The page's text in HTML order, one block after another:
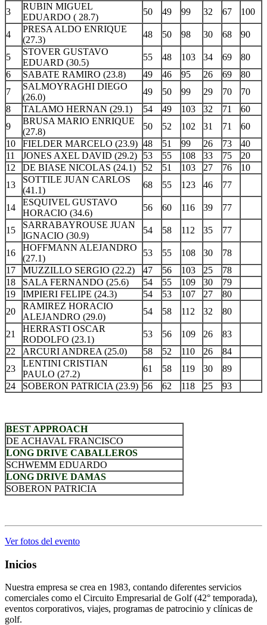
3
RUBIN MIGUEL
EDUARDO ( 28.7)
50 49 99 32 67 100
4
PRESA ALDO ENRIQUE
(27.3)
48 50 98 30 68 90
5
STOVER GUSTAVO
EDUARD (30.5)
55 48 103 34 69
80
6
SABATE RAMIRO (23.8) 49 46 95 26 69
80
7
SALMOYRAGHI DIEGO
(26.0)
49 50 99 29 70
70
8
TALAMO HERNAN (29.1) 54 49 103 32 71
60
9
BRUSA MARIO ENRIQUE
(27.8)
50 52 102 31 71
60
10
FIELDER MARCELO (23.9) 48 51 99 26 73
40
11
JONES AXEL DAVID (29.2) 53 55 108 33 75
20
12
DE BIASE NICOLAS (24.1) 52 51 103 27 76
10
13
SOTTILE JUAN CARLOS
(41.1)
68 55 123 46 77
14
ESQUIVEL GUSTAVO
HORACIO (34.6)
56 60 116 39 77
15
SARRABAYROUSE JUAN
IGNACIO (30.9)
54 58 112 35 77
16
HOFFMANN ALEJANDRO
(27.1)
53 55 108 30
78
17
MUZZILLO SERGIO (22.2) 47 56 103 25
78
18
SALA FERNANDO (25.6) 54 55 109 30
79
19
IMPIERI FELIPE (24.3) 54 53 107 27
80
20
RAMIREZ HORACIO
ALEJANDRO (29.0)
54 58 112 32 80
21
HERRASTI OSCAR
RODOLFO (23.1)
53 56 109 26
83
22
ARCURI ANDREA (25.0) 58 52 110 26
84
23
LENTINI CRISTIAN
PAULO (27.2)
61 58 119 30
89
24
SOBERON PATRICIA (23.9) 56 62 118 25 93
BEST APPROACH
DE ACHAVAL FRANCISCO
LONG DRIVE CABALLEROS
SCHWEMM EDUARDO
LONG DRIVE DAMAS
SOBERON PATRICIA
Ver fotos del evento
Inicios
Nuestra empresa se crea en 1983, contando diferentes servicios
comerciales como el Circuito Empresarial de Golf (42° temporada),
eventos corporativos, viajes, programas de patrocinio y clínicas de
golf.